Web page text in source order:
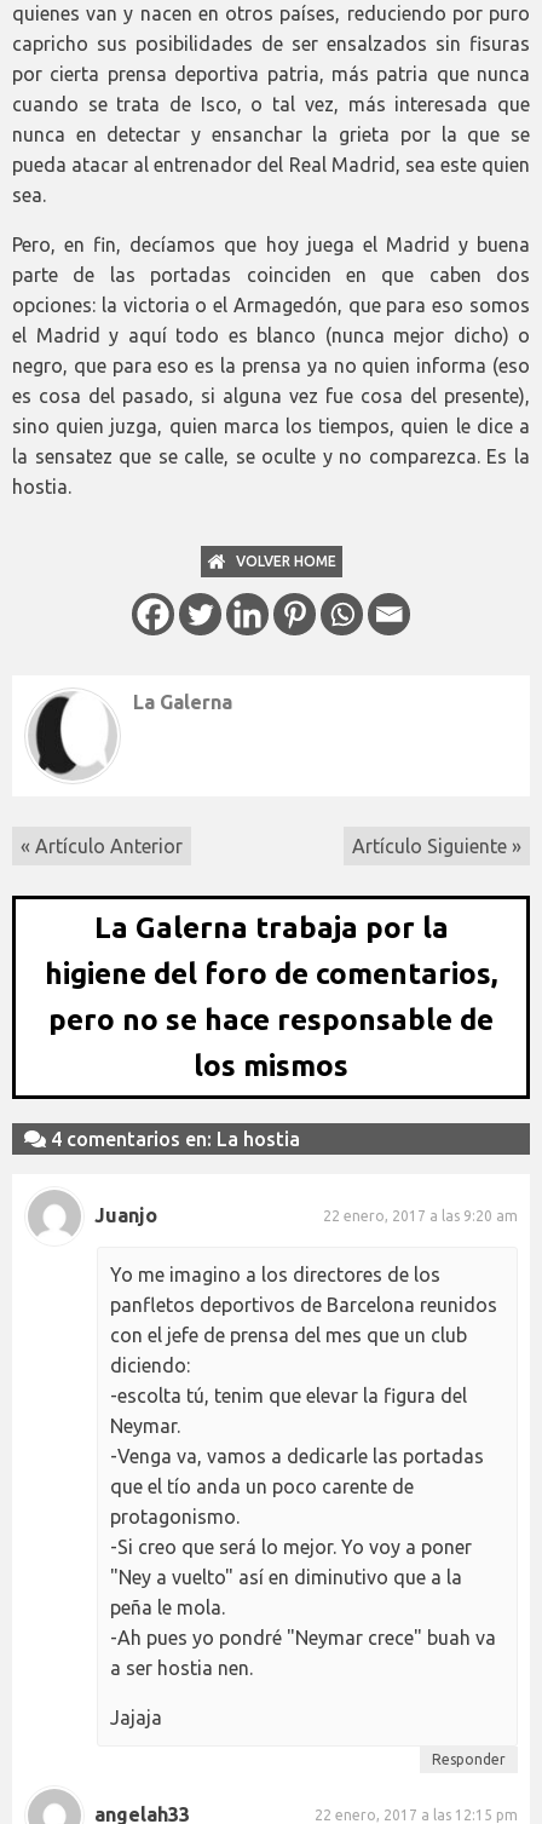
quienes van y nacen en otros países, reduciendo por puro
capricho sus posibilidades de ser ensalzados sin fisuras
por cierta prensa deportiva patria, más patria que nunca
cuando se trata de Isco, o tal vez, más interesada que
nunca en detectar y ensanchar la grieta por la que se
pueda atacar al entrenador del Real Madrid, sea este quien
sea.
Pero, en fin, decíamos que hoy juega el Madrid y buena
parte de las portadas coinciden en que caben dos
opciones: la victoria o el Armagedón, que para eso somos
el Madrid y aquí todo es blanco (nunca mejor dicho) o
negro, que para eso es la prensa ya no quien informa (eso
es cosa del pasado, si alguna vez fue cosa del presente),
sino quien juzga, quien marca los tiempos, quien le dice a
la sensatez que se calle, se oculte y no comparezca. Es la
hostia.
VOLVER HOME
La Galerna
« Artículo Anterior Artículo Siguiente »
La Galerna trabaja por la
higiene del foro de comentarios,
pero no se hace responsable de
los mismos
4 comentarios en: La hostia
Juanjo 22 enero, 2017 a las 9:20 am
Yo me imagino a los directores de los
panfletos deportivos de Barcelona reunidos
con el jefe de prensa del mes que un club
diciendo:
-escolta tú, tenim que elevar la figura del
Neymar.
-Venga va, vamos a dedicarle las portadas
que el tío anda un poco carente de
protagonismo.
-Si creo que será lo mejor. Yo voy a poner
"Ney a vuelto" así en diminutivo que a la
peña le mola.
-Ah pues yo pondré "Neymar crece" buah va
a ser hostia nen.
Jajaja
Responder
angelah33 22 enero, 2017 a las 12:15 pm